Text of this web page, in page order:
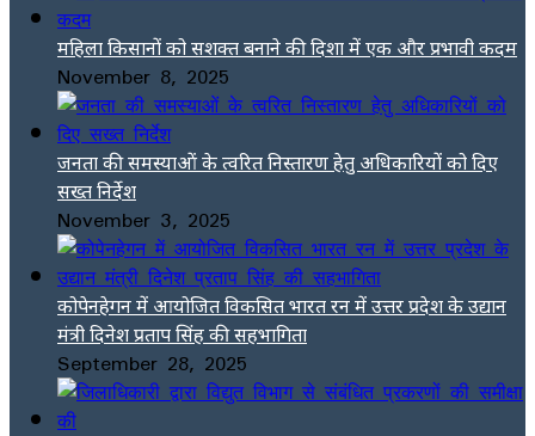
महिला किसानों को सशक्त बनाने की दिशा में एक और प्रभावी कदम
November 8, 2025
जनता की समस्याओं के त्वरित निस्तारण हेतु अधिकारियों को दिए
सख्त निर्देश
November 3, 2025
कोपेनहेगन में आयोजित विकसित भारत रन में उत्तर प्रदेश के उद्यान
मंत्री दिनेश प्रताप सिंह की सहभागिता
September 28, 2025